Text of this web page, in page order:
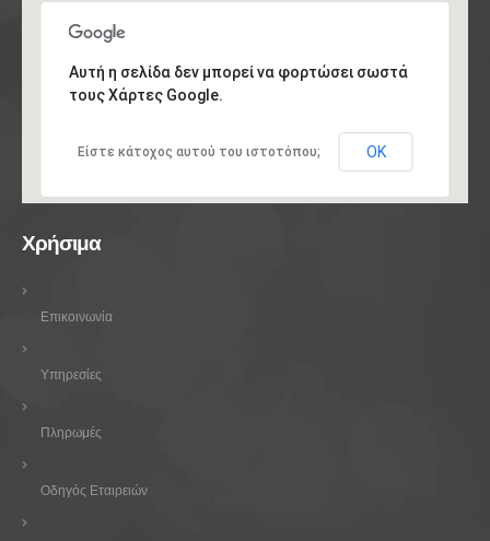
Αυτή η σελίδα δεν μπορεί να φορτώσει σωστά
τους Χάρτες Google.
Είστε κάτοχος αυτού του ιστοτόπου; ΟΚ
Χρήσιμα
Επικοινωνία
Υπηρεσίες
Πληρωμές
Οδηγός Εταιρειών